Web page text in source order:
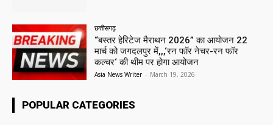
छत्तीसगढ़
“बस्तर हेरिटेज मैराथन 2026” का आयोजन 22
मार्च को जगदलपुर में,,,‘रन फॉर नेचर-रन फॉर
कल्चर‘ की थीम पर होगा आयोजन
Asia News Writer - March 19, 2026
POPULAR CATEGORIES